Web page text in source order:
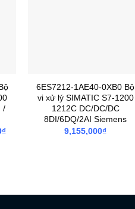
/
₫Giá
6ES7212-1AE40-0XB0 Bộ
vi xử lý SIMATIC S7-1200
1212C DC/DC/DC
8DI/6DQ/2AI Siemens
9,155,000₫